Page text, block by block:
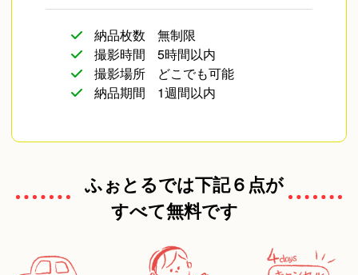
納品枚数
無制限
撮影時間
5時間以内
撮影場所
どこでも可能
納品期間
1週間以内
ふぉとるでは下記６点が
すべて無料です